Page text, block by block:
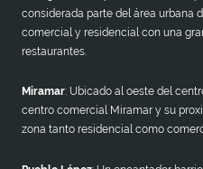
considerada parte del área urbana
comercial y residencial con una
restaurantes.
Miramar: Ubicado al oeste del
centro comercial Miramar y su
zona tanto residencial como